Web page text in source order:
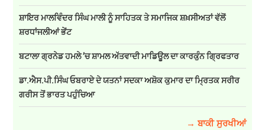
ਸ਼ਾਇਰ ਮਾਲਵਿੰਦਰ ਸਿੰਘ ਮਾਲੀ ਨੂੰ ਸਾਹਿਤਕ ਤੇ ਸਮਾਜਿਕ ਸ਼ਖ਼ਸੀਅਤਾਂ ਵੱਲੋਂ
ਸ਼ਰਧਾਂਜਲੀਆਂ ਭੇਂਟ
ਬਟਾਲਾ ਗ੍ਰਨੇਡ ਹਮਲੇ ’ਚ ਸ਼ਾਮਲ ਅੱਤਵਾਦੀ ਮਾਡਿਊਲ ਦਾ ਕਾਰਕੁੰਨ ਗ੍ਰਿਫਤਾਰ
ਡਾ.ਐਸ.ਪੀ.ਸਿੰਘ ਓਬਰਾਏ ਦੇ ਯਤਨਾਂ ਸਦਕਾ ਅਸ਼ੋਕ ਕੁਮਾਰ ਦਾ ਮ੍ਰਿਤਕ ਸਰੀਰ
ਗਰੀਸ ਤੋਂ ਭਾਰਤ ਪਹੁੰਚਿਆ
→ ਬਾਕੀ ਸੁਰਖੀਆਂ